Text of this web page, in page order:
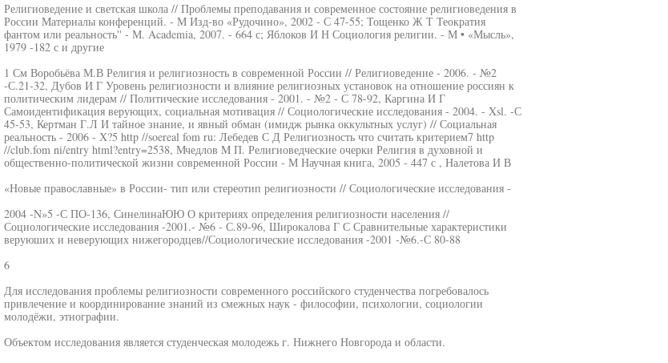
Религиоведение и светская школа // Проблемы преподавания и современное состояние религиоведения в
России Материалы конференций. - М Изд-во «Рудочино», 2002 - С 47-55; Тощенко Ж Т Теократия
фантом или реальность'' - М. Academia, 2007. - 664 с; Яблоков И Н Социология религии. - М • «Мысль»,
1979 -182 с и другие
1 См Воробьёва М.В Религия и религиозность в современной России // Религиоведение - 2006. - №2
-С.21-32, Дубов И Г Уровень религиозности и влияние религиозных установок на отношение россиян к
политическим лидерам // Политические исследования - 2001. - №2 - С 78-92, Каргина И Г
Самоидентификация верующих, социальная мотивация // Социологические исследования - 2004. - Xsl. -С
45-53, Кертман Г.Л И тайное знание, и явный обман (имидж рынка оккультных услуг) // Социальная
реальность - 2006 - Х?5 http //soereal fom ru: Лебедев С Д Религиозность что считать критерием7 http
//club.fom ni/entry html?entry=2538, Мчедлов M П. Религиоведческие очерки Религия в духовной и
общественно-политической жизни современной России - М Научная книга, 2005 - 447 с , Налетова И В
«Новые православные» в России- тип или стереотип религиозности // Социологические исследования -
2004 -N»5 -С ПО-136, СинелинаЮЮ О критериях определения религиозности населения //
Социологические исследования -2001.- №6 - С.89-96, Широкалова Г С Сравнительные характеристики
веруюших и неверующих нижегородцев//Социологические исследования -2001 -№6.-С 80-88
6
Для исследования проблемы религиозности современного российского студенчества погребовалось
привлечение и координирование знаний из смежных наук - философии, психологии, социологии
молодёжи, этнографии.
Объектом исследования является студенческая молодежь г. Нижнего Новгорода и области.